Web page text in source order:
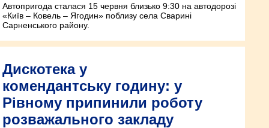
Автопригода сталася 15 червня близько 9:30 на автодорозі
«Київ – Ковель – Ягодин» поблизу села Сварині
Сарненського району.
Дискотека у
комендантську годину: у
Рівному припинили роботу
розважального закладу